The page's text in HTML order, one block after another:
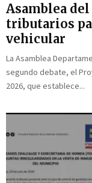
Asamblea
tributarios
vehicular
La Asamblea
segundo debate, el
2026, que establece...